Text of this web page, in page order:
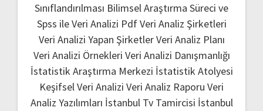
Sınıflandırılması Bilimsel Araştırma Süreci ve
Spss ile Veri Analizi PdfVeri Analiz Şirketleri
Veri Analizi Yapan ŞirketlerVeri Analiz Planı
Veri Analizi Örnekleri Veri Analizi Danışmanlığı
İstatistik Araştırma Merkezi İstatistik Atolyesi
Keşifsel Veri Analizi Veri Analiz Raporu Veri
Analiz Yazılımları İstanbul Tv Tamircisi İstanbul